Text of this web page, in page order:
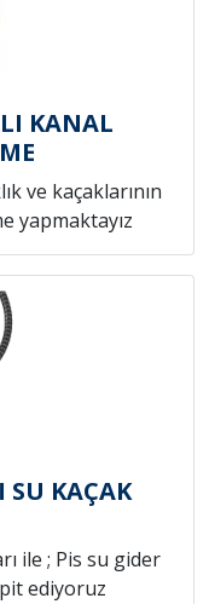
KANAL
ve kaçaklarının
yapmaktayız
SU KAÇAK
ile ; Pis su gider
ediyoruz